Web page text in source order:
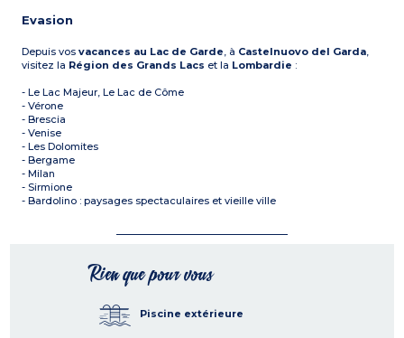
Evasion
Depuis vosvacances au Lac de Garde, à Castelnuovo del Garda,
visitez la Région des Grands Lacs et la Lombardie :
- Le Lac Majeur, Le Lac de Côme
- Vérone
- Brescia
- Venise
- Les Dolomites
- Bergame
- Milan
- Sirmione
- Bardolino : paysages spectaculaires et vieille ville
Rien que pour vous
Piscine extérieure